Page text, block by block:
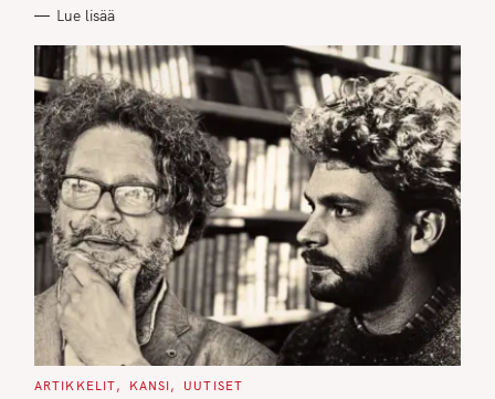
S
Lue lisää
C
ARTIKKELIT KANSI UUTISET